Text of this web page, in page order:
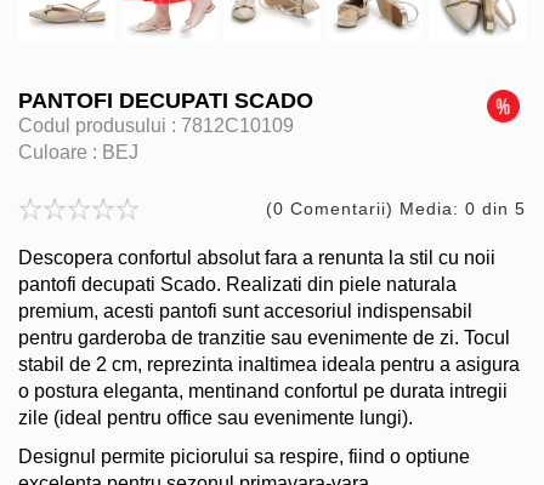
PANTOFI DECUPATI SCADO
Codul produsului : 7812C10109
Culoare : BEJ
(0 Comentarii) Media: 0 din 5
Descopera confortul absolut fara a renunta la stil cu noii
pantofi decupati Scado. Realizati din piele naturala
premium, acesti pantofi sunt accesoriul indispensabil
pentru garderoba de tranzitie sau evenimente de zi. Tocul
stabil de 2 cm, reprezinta inaltimea ideala pentru a asigura
o postura eleganta, mentinand confortul pe durata intregii
zile (ideal pentru office sau evenimente lungi).
Designul permite piciorului sa respire, fiind o optiune